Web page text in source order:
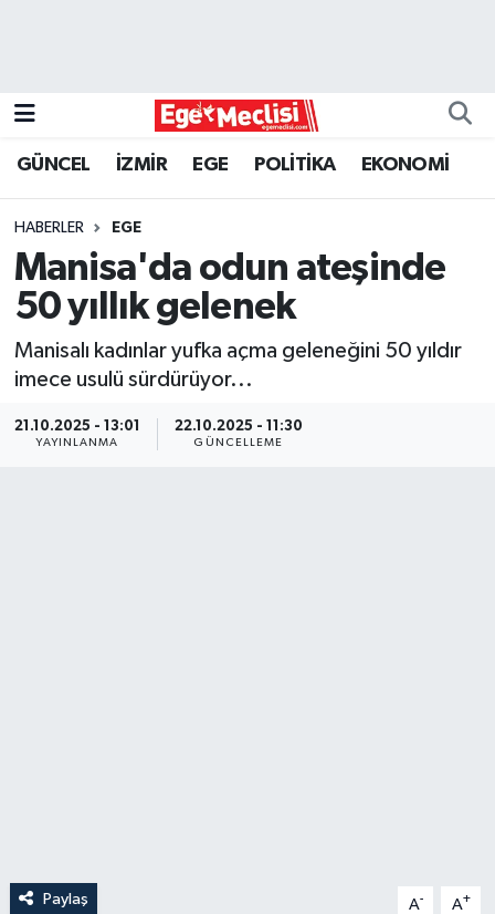
GÜNCEL İZMİR EGE POLİTİKA EKONOMİ
HABERLER EGE
Manisa'da odun ateşinde
50 yıllık gelenek
Manisalı kadınlar yufka açma geleneğini 50 yıldır
imece usulü sürdürüyor...
21.10.2025 - 13:01
YAYINLANMA
22.10.2025 - 11:30
GÜNCELLEME
Paylaş A- A+
GÜNCEL
İZMİR
ÖZEL HABER
Programlar